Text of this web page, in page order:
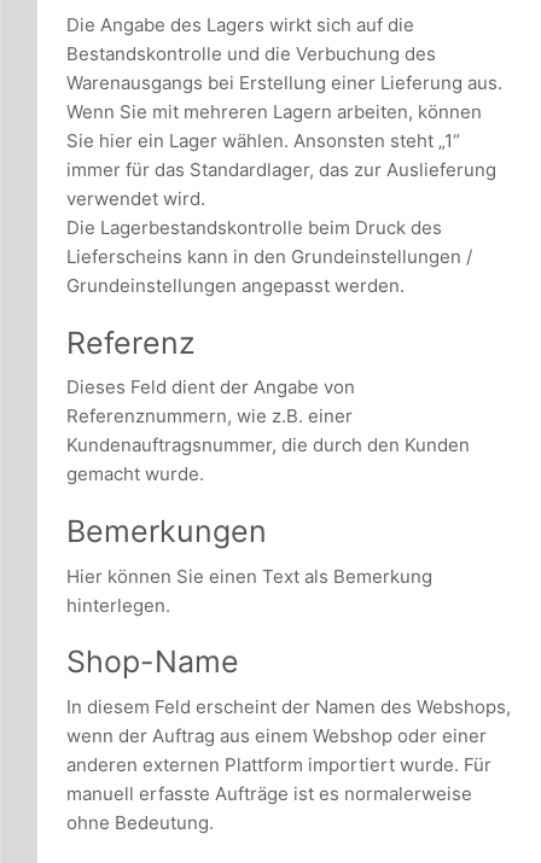
Die Angabe des Lagers wirkt sich auf die
Bestandskontrolle und die Verbuchung des
Warenausgangs bei Erstellung einer Lieferung aus.
Wenn Sie mit mehreren Lagern arbeiten, können
Sie hier ein Lager wählen. Ansonsten steht „1“
immer für das Standardlager, das zur Auslieferung
verwendet wird.
Die Lagerbestandskontrolle beim Druck des
Lieferscheins kann in den Grundeinstellungen /
Grundeinstellungen angepasst werden.
Referenz
Dieses Feld dient der Angabe von
Referenznummern, wie z.B. einer
Kundenauftragsnummer, die durch den Kunden
gemacht wurde.
Bemerkungen
Hier können Sie einen Text als Bemerkung
hinterlegen.
Shop-Name
In diesem Feld erscheint der Namen des Webshops,
wenn der Auftrag aus einem Webshop oder einer
anderen externen Plattform importiert wurde. Für
manuell erfasste Aufträge ist es normalerweise
ohne Bedeutung.